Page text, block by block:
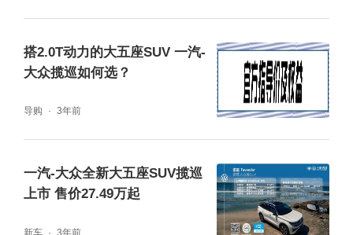
入门的330TSI就能满足需求。但是如果你对行
驶方面有着特殊需求的话，那么揽境还有搭载
2.5T V6发动机的530TSI版本供您选择。
不仅仅是提升品牌力的重任，同时也肩负起搅
动细分市场、带动市场消费升级的责任。而作
为市场先驱，凭借诚意的价格、丰富的配置和
搭2.0T动力的大五座SUV 一汽-
大众揽巡如何选？
导购 3年前
一汽-大众全新大五座SUV揽巡
上市 售价27.49万起
新车 3年前